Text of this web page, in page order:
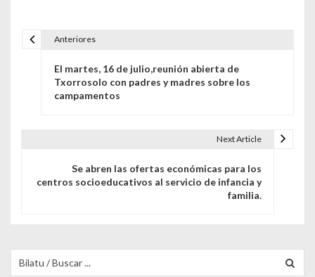
Anteriores
El martes, 16 de julio,reunión abierta de
Txorrosolo con padres y madres sobre los
campamentos
Next Article
Se abren las ofertas económicas para los
centros socioeducativos al servicio de infancia y
familia.